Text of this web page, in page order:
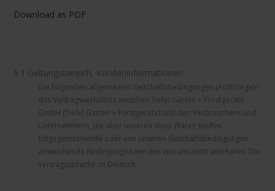
Download as PDF
§ 1 Geltungsbereich, Kundeninformationen
Die folgenden allgemeinen Geschäftsbedingungen (AGB) regeln
das Vertragsverhältnis zwischen Tiefel Garten + Forstgeräte
GmbH (Tiefel Garten + Forstgeräte) und den Verbrauchern und
Unternehmern, die über unseren Shop Waren kaufen.
Entgegenstehende oder von unseren Geschäftsbedingungen
abweichende Bedingungen werden von uns nicht anerkannt. Die
Vertragssprache ist Deutsch.